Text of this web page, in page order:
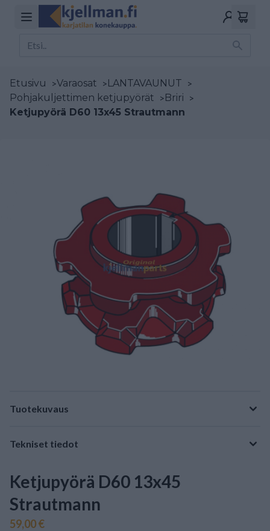
Etusivu >Varaosat >LANTAVAUNUT >
Pohjakuljettimen ketjupyörät >Briri >
Ketjupyörä D60 13x45 Strautmann
Tuotekuvaus
Tekniset tiedot
Ketjupyörä D60 13x45
Strautmann
59,00 €